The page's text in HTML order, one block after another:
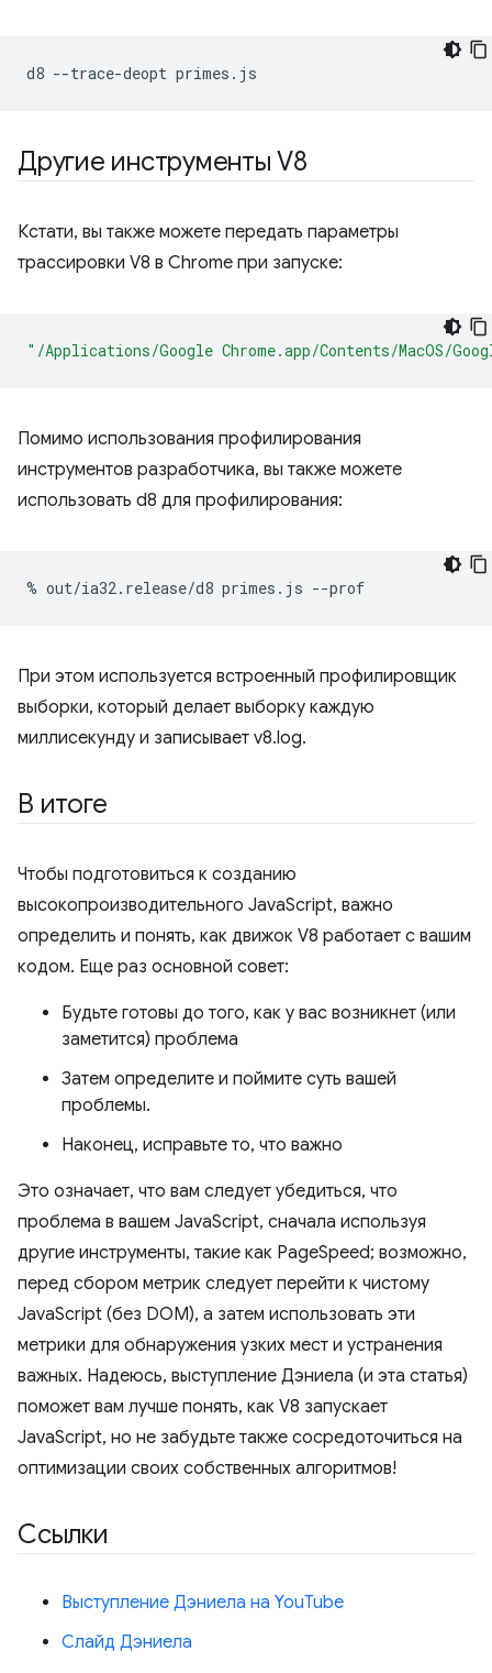
d8 --trace-deopt
Другие инструменты V8
Кстати, вы также можете передать параметры
трассировки V8 в Chrome при запуске:
"/Applications/Google Chrome.app/Contents/MacOS/
Помимо использования профилирования
инструментов разработчика, вы также можете
использовать d8 для профилирования:
% out/ia32.release/d8 primes.js
При этом используется встроенный профилировщик
выборки, который делает выборку каждую
миллисекунду и записывает v8.log.
В итоге
Чтобы подготовиться к созданию
высокопроизводительного JavaScript, важно
определить и понять, как движок V8 работает с вашим
кодом. Еще раз основной совет:
Будьте готовы до того, как у вас возникнет (или
заметится) проблема
Затем определите и поймите суть вашей
проблемы.
Наконец, исправьте то, что важно
Это означает, что вам следует убедиться, что
проблема в вашем JavaScript, сначала используя
другие инструменты, такие как PageSpeed; возможно,
перед сбором метрик следует перейти к чистому
JavaScript (без DOM), а затем использовать эти
метрики для обнаружения узких мест и устранения
важных. Надеюсь, выступление Дэниела (и эта статья)
поможет вам лучше понять, как V8 запускает
JavaScript, но не забудьте также сосредоточиться на
оптимизации своих собственных алгоритмов!
Ссылки
Выступление Дэниела на YouTube
Слайд Дэниела